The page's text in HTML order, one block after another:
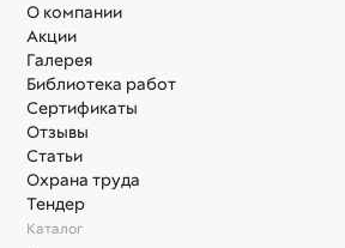
О компании
Акции
Галерея
Библиотека работ
Сертификаты
Отзывы
Статьи
Охрана труда
Тендер
Каталог